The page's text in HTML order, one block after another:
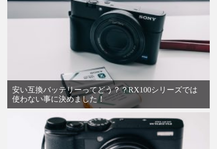
安い互換バッテリーってどう？？RX100シリーズでは
使わない事に決めました！